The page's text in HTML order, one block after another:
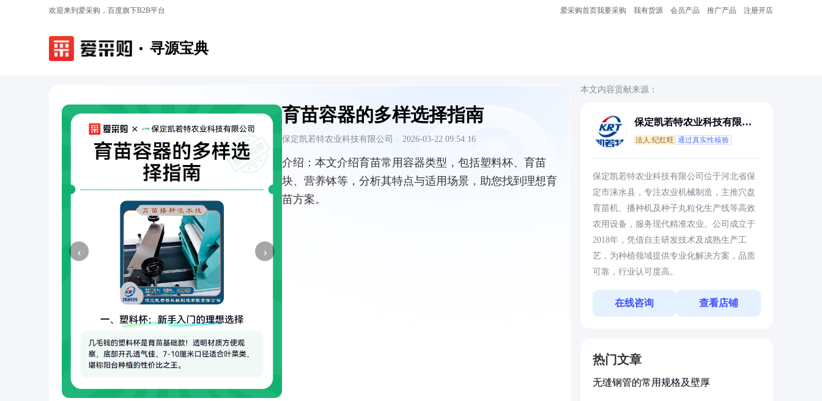
欢迎来到爱采购，百度旗下B2B平台 爱采购首页我要采购 我有货源 会员产品 推广产品 注册开店
寻源宝典
‹ ›
育苗容器的多样选择指南
保定凯若特农业科技有限公司 · 2026-03-22 09:54:16
介绍： 本文介绍育苗常用容器类型，包括塑料杯、育苗
块、营养钵等，分析其特点与适用场景，助您找到理想育
苗方案。
本文内容贡献来源：
保定凯若特农业科技有限公
法人:纪红旺 通过真实性核验
保定凯若特农业科技有限公司位于河北省保
定市涞水县，专注农业机械制造，主推穴盘
育苗机、播种机及种子丸粒化生产线等高效
农用设备，服务现代精准农业。公司成立于
2018年，凭借自主研发技术及成熟生产工
艺，为种植领域提供专业化解决方案，品质
可靠，行业认可度高。
在线咨询 查看店铺
热门文章
无缝钢管的常用规格及壁厚